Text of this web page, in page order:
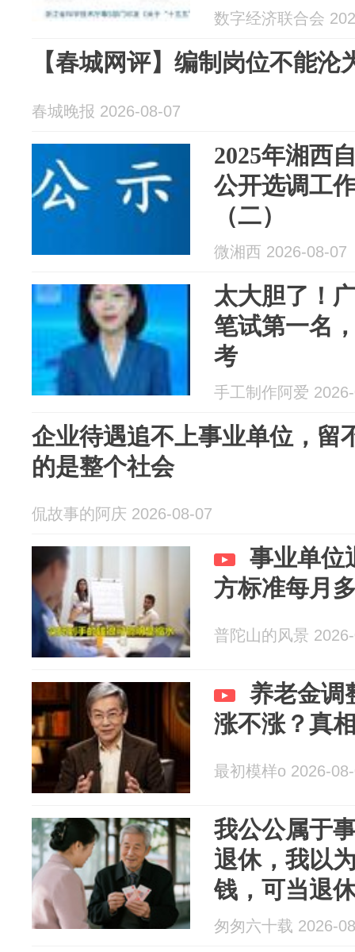
办法》的通
数字经济联合会
【春城网评】编制岗位不能沦
春城晚报 2026-08-07
2025年湘西
公开选调工
（二）
微湘西 2026-08-07
太大胆了！
笔试第一名
考
手工制作阿爱
企业待遇追不上事业单位，留
的是整个社会
侃故事的阿庆 2026-08-07
事业单位
方标准每月
普陀山的风景
养老金调
涨不涨？真
最初模样o 2026-
我公公属于
退休，我以
钱，可当退
懵了
匆匆六十载 2026-